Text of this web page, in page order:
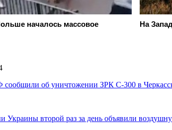
началось массовое
На
об уничтожении ЗРК С-300 в
Украины второй раз за день объявили